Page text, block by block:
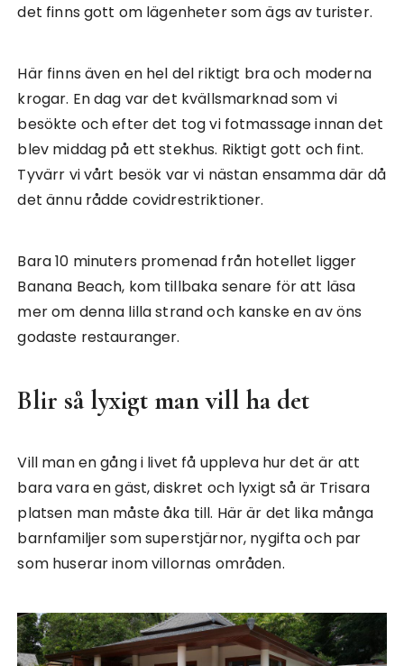
det finns gott om lägenheter som ägs av turister.
Här finns även en hel del riktigt bra och moderna
krogar. En dag var det kvällsmarknad som vi
besökte och efter det tog vi fotmassage innan det
blev middag på ett stekhus. Riktigt gott och fint.
Tyvärr vi vårt besök var vi nästan ensamma där då
det ännu rådde covidrestriktioner.
Bara 10 minuters promenad från hotellet ligger
Banana Beach, kom tillbaka senare för att läsa
mer om denna lilla strand och kanske en av öns
godaste restauranger.
Blir så lyxigt man vill ha det
Vill man en gång i livet få uppleva hur det är att
bara vara en gäst, diskret och lyxigt så är Trisara
platsen man måste åka till. Här är det lika många
barnfamiljer som superstjärnor, nygifta och par
som huserar inom villornas områden.